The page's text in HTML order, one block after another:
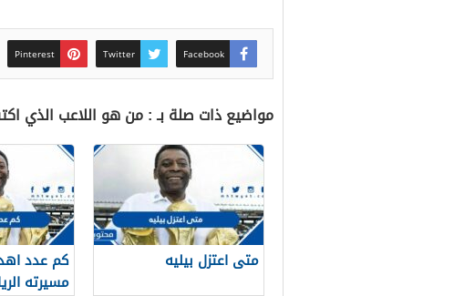
Facebook
Twitter
Pinterest
مواضيع ذات صلة بـ : من هو اللاعب الذي
متى اعتزل بيليه
كم عدد
مسيرته